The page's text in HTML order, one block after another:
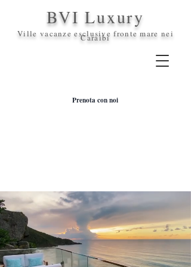
Prenota con noi
BVI Luxury
Ville vacanze esclusive fronte mare nei
Caraibi